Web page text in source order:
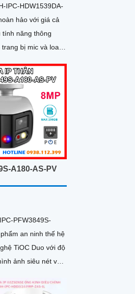
IPC-HDW1539DA-
hảo với giá cả
tính năng thông
báo động chủ
A180-AS-PV
PFW3849S-
an ninh thế hệ
TiOC Duo với độ
ảnh siêu nét và
hồng ngoại 25m,